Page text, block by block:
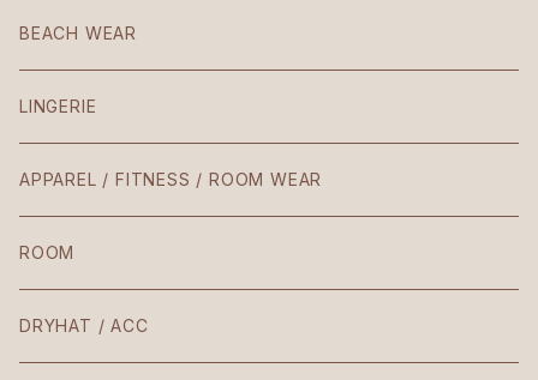
American
Patio
Teresa
Laura / Penelope
The Body
BEACH WEAR
LINGERIE
APPAREL / FITNESS / ROOM WEAR
ROOM
DRYHAT / ACC